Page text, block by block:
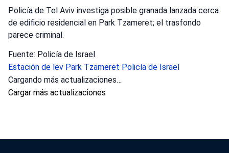
Policía de Tel Aviv investiga posible granada lanzada cerca
de edificio residencial en Park Tzameret; el trasfondo
parece criminal.
Fuente: Policía de Israel
Estación de lev Park Tzameret Policía de Israel
Cargando más actualizaciones…
Cargar más actualizaciones